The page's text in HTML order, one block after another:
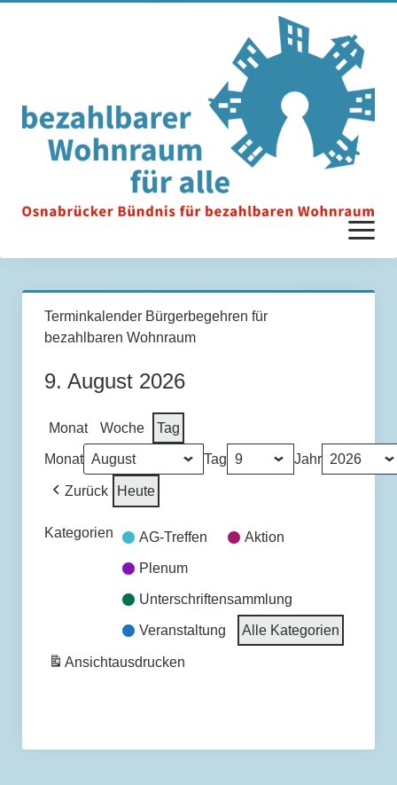
Menü
öffnen
Startseite
Unterstützer*innen
Ziele & Anforderungen
Rahmenbedingungen und Aufgaben
einer kommunalen Wohnungsgesellschaft in
Osnabrück
Ablauf Bürgerbegehren
Terminkalender Bürgerbegehren für
bezahlbaren Wohnraum
9. August 2026
Monat Woche Tag
Monat Tag Jahr
Zurück Heute
Kategorien AG-Treffen Aktion
Plenum
Unterschriftensammlung
Veranstaltung Alle Kategorien
Ansichtausdrucken